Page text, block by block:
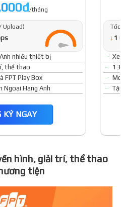
/tháng
Upload)
nhiều thiết bị
thể thao
FPT Play Box
Ngoại Hạng Anh
KÝ NGAY
Tốc
↓ 1
hình, giải trí, thể thao
tiện